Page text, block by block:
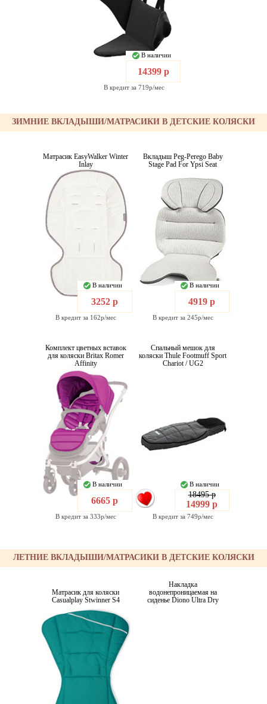
В наличии
14399 р
В кредит за 719р/мес
ЗИМНИЕ ВКЛАДЫШИ/МАТРАСИКИ В ДЕТСКИЕ КОЛЯСКИ
Матрасик EasyWalker Winter
Inlay
В наличии
3252 р
В кредит за 162р/мес
Вкладыш Peg-Perego Baby
Stage Pad For Ypsi Seat
В наличии
4919 р
В кредит за 245р/мес
Комплект цветных вставок
для коляски Britax Romer
Affinity
В наличии
6665 р
В кредит за 333р/мес
Спальный мешок для
коляски Thule Footmuff Sport
Chariot / UG2
В наличии
18495 р
14999 р
В кредит за 749р/мес
ЛЕТНИЕ ВКЛАДЫШИ/МАТРАСИКИ В ДЕТСКИЕ КОЛЯСКИ
Матрасик для коляски
Casualplay Stwinner S4
Накладка
водонепроницаемая на
сиденье Diono Ultra Dry